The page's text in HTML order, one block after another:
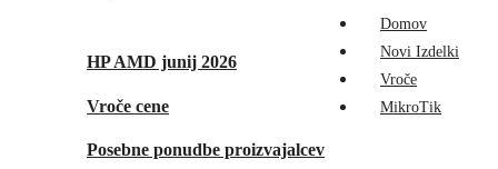
HP AMD junij 2026
Vroče cene
Posebne ponudbe proizvajalcev
Domov
Novi Izdelki
Vroče
MikroTik